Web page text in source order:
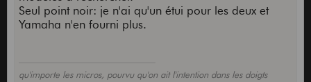
Seul point noir: je n'ai qu'un étui pour les deux et
Yamaha n'en fourni plus.
qu'importe les micros, pourvu qu'on ait l'intention dans les doigts